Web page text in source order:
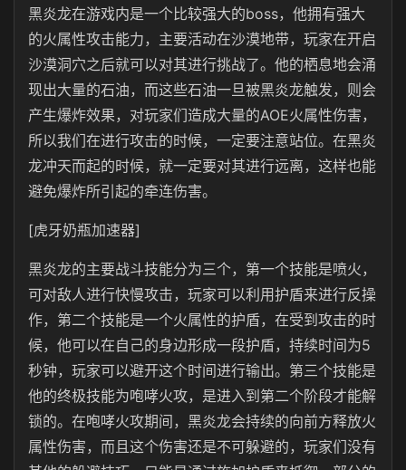
黑炎龙在游戏内是一个比较强大的boss，他拥有强大
的火属性攻击能力，主要活动在沙漠地带，玩家在开启
沙漠洞穴之后就可以对其进行挑战了。他的栖息地会涌
现出大量的石油，而这些石油一旦被黑炎龙触发，则会
产生爆炸效果，对玩家们造成大量的AOE火属性伤害，
所以我们在进行攻击的时候，一定要注意站位。在黑炎
龙冲天而起的时候，就一定要对其进行远离，这样也能
避免爆炸所引起的牵连伤害。
[虎牙奶瓶加速器]
黑炎龙的主要战斗技能分为三个，第一个技能是喷火，
可对敌人进行快慢攻击，玩家可以利用护盾来进行反操
作，第二个技能是一个火属性的护盾，在受到攻击的时
候，他可以在自己的身边形成一段护盾，持续时间为5
秒钟，玩家可以避开这个时间进行输出。第三个技能是
他的终极技能为咆哮火攻，是进入到第二个阶段才能解
锁的。在咆哮火攻期间，黑炎龙会持续的向前方释放火
属性伤害，而且这个伤害还是不可躲避的，玩家们没有